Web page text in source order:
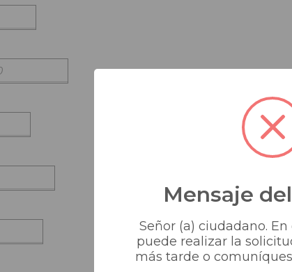
Mensaje
Señor (a) ciudadano.
puede realizar la
más tarde o